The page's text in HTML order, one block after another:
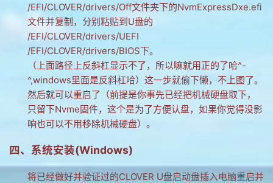
/EFI/CLOVER/drivers/Off文件夹下的NvmExpressDxe.efi
文件并复制，分别粘贴到U盘的
/EFI/CLOVER/drivers/UEFI
/EFI/CLOVER/drivers/BIOS下。
（上面路径上反斜杠显示不了，所以嘛就用正的了哈^-
^,windows里面是反斜杠哈）这一步就偷下懒，不上图了。
然后就可以重启了（前提是你事先已经把机械硬盘取下，
只留下Nvme固件，这个是为了方便认盘，如果你觉得没影
响也可以不用移除机械硬盘）。
四、系统安装(Windows)
将已经做好并验证过的CLOVER U盘启动盘插入电脑重启并